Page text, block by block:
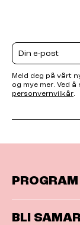
Email
Meld deg på vårt
og mye mer. Ved
personvernvilkår.
BLI